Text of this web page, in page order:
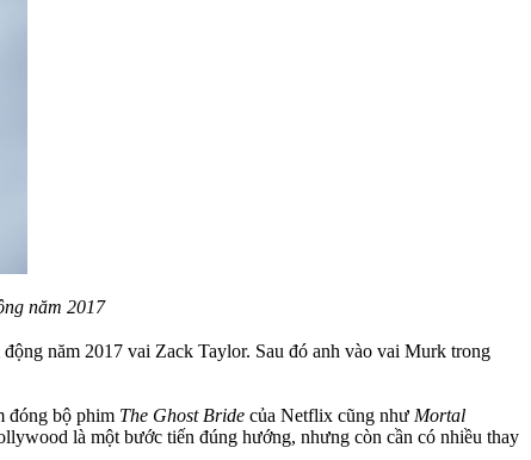
năm 2017
năm 2017 vai Zack Taylor. Sau đó anh vào vai Murk trong
đóng bộ phim The Ghost Bride của Netflix cũng như Mortal
là một bước tiến đúng hướng, nhưng còn cần có nhiều thay